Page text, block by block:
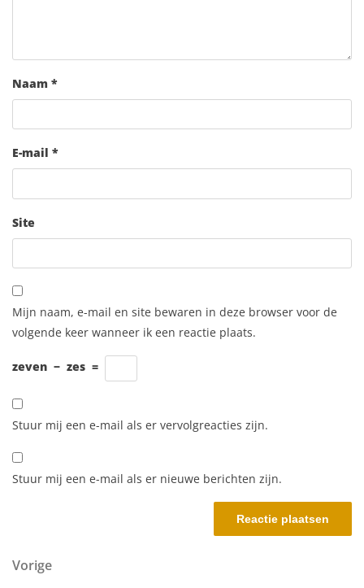
Naam *
E-mail *
Site
Mijn naam, e-mail en site bewaren in deze browser voor de
volgende keer wanneer ik een reactie plaats.
zeven − zes =
Stuur mij een e-mail als er vervolgreacties zijn.
Stuur mij een e-mail als er nieuwe berichten zijn.
Berichtnavigatie
Vorig bericht
Vorige